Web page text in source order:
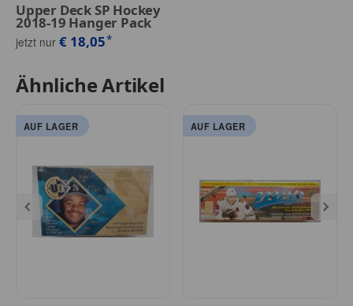
Upper Deck SP Hockey
2018-19 Hanger Pack
jetzt nur € 18,05*
Ähnliche Artikel
AUF LAGER AUF LAGER